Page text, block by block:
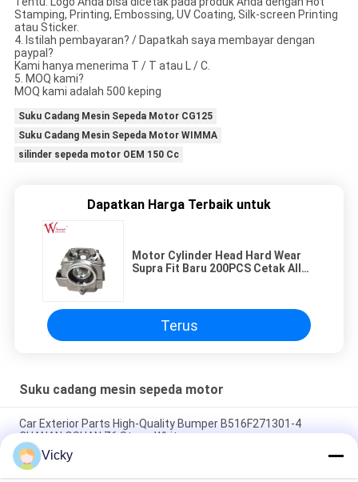
Stamping, Printing, Embossing, UV Coating, Silk-screen Printing
atau Sticker.
4. Istilah pembayaran? / Dapatkah saya membayar dengan
paypal?
Kami hanya menerima T / T atau L / C.
5. MOQ kami?
MOQ kami adalah 500 keping
Suku Cadang Mesin Sepeda Motor CG125
Suku Cadang Mesin Sepeda Motor WIMMA
silinder sepeda motor OEM 150 Cc
Dapatkan Harga Terbaik untuk
Motor Cylinder Head Hard Wear
Supra Fit Baru 200PCS Cetak Alloy
Terus
Suku cadang mesin sepeda motor
Car Exterior Parts High-Quality Bumper B516F271301-4
CHANAN OSHAN​ Z6 Starry White
Motor starter Honda EX5 Mesin Sepeda Motor suku cadang
Vicky